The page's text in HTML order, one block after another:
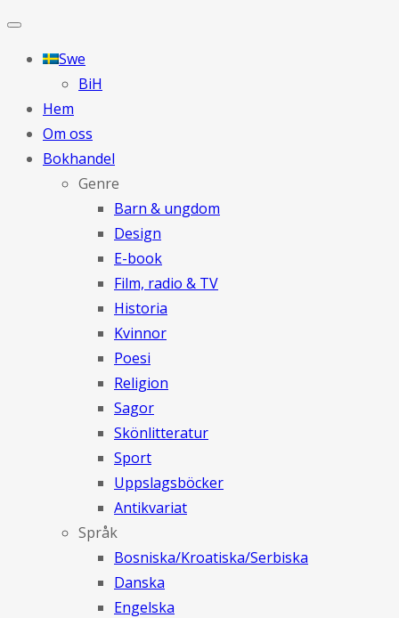
Swe
BiH
Hem
Om oss
Bokhandel
Genre
Barn & ungdom
Design
E-book
Film, radio & TV
Historia
Kvinnor
Poesi
Religion
Sagor
Skönlitteratur
Sport
Uppslagsböcker
Antikvariat
Språk
Bosniska/Kroatiska/Serbiska
Danska
Engelska